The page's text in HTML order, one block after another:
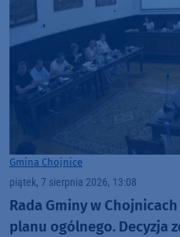
Gmina Chojnice
piątek, 7 sierpnia 2026, 13:08
Rada Gminy w
planu ogólnego. Decyzja